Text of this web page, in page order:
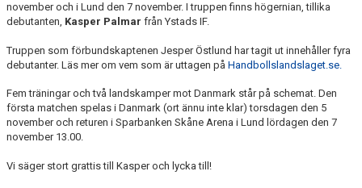
november och i Lund den 7 november. I truppen finns högernian, tillika
debutanten, Kasper Palmar från Ystads IF.
Truppen som förbundskaptenen Jesper Östlund har tagit ut innehåller fyra
debutanter. Läs mer om vem som är uttagen på Handbollslandslaget.se.
Fem träningar och två landskamper mot Danmark står på schemat. Den
första matchen spelas i Danmark (ort ännu inte klar) torsdagen den 5
november och returen i Sparbanken Skåne Arena i Lund lördagen den 7
november 13.00.
Vi säger stort grattis till Kasper och lycka till!